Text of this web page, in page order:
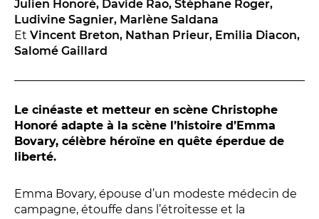
LES RENDEZ-VOUS
Les Jeudis littéraires
Le Comité de lecture
LES TEMPS FORTS
Les Contes d’apéro
Julien Honoré, Davide Rao, Stéphane Roger,
Ludivine Sagnier, Marlène Saldana
Et Vincent Breton, Nathan Prieur, Emilia Diacon,
Salomé Gaillard
Le cinéaste et metteur en scène Christophe
Honoré adapte à la scène l’histoire d’Emma
Bovary, célèbre héroïne en quête éperdue de
liberté.
Emma Bovary, épouse d’un modeste médecin de
campagne, étouffe dans l’étroitesse et la